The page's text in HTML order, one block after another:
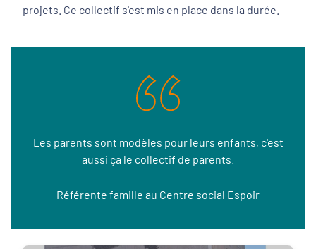
projets. Ce collectif s'est mis en place dans la durée.
Les parents sont modèles pour leurs enfants, c'est
aussi ça le collectif de parents.
Référente famille au Centre social Espoir